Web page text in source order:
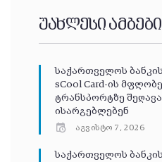
უახლესი ამბები
საქართველოს ბანკის
sCool Card-ის
ტრანსპორტზე
ისარგებლებენ
აგვისტო 7, 2026
საქართველოს